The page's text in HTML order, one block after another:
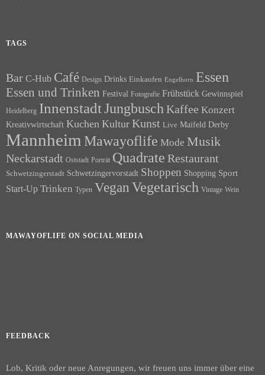
TAGS
Bar C-Hub Café Design Drinks Einkaufen Engelhorn Essen
Essen und Trinken Festival Fotografie Frühstück Gewinnspiel
Heidelberg InnenstadtJungbusch Kaffee Konzert
Kreativwirtschaft Kuchen Kultur Kunst Live Maifeld Derby
Mannheim Mawayoflife Mode Musik
Neckarstadt Oststadt Porträt Quadrate Restaurant
Schwetzingerstadt Schwetzingervorstadt Shoppen Shopping Sport
Start-Up Trinken Typen Vegan Vegetarisch Vintage Wein
MAWAYOFLIFE ON SOCIAL MEDIA
FEEDBACK
Lob, Kritik oder neue Anregungen, wir freuen uns immer über eine